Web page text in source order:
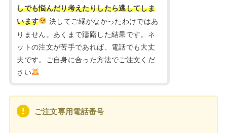
しでも悩んだり考えたりしたら逃してしま
います
決してご縁がなかったわけではあ
りません。あくまで躊躇した結果です。ネ
ットの注文が苦手であれば、電話でも大丈
夫です。ご自身に合った方法でご注文くだ
さい
ご注文専用電話番号